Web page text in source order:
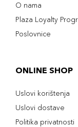
O nama
Plaza Loyalty
Poslovnice
ONLINE SHOP
Uslovi korištenja
Uslovi dostave
Politika privatnosti